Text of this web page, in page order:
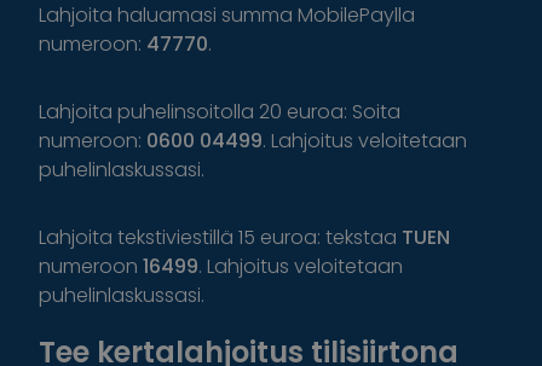
Lahjoita haluamasi summa MobilePaylla
numeroon: 47770.
Lahjoita puhelinsoitolla 20 euroa: Soita
numeroon: 0600 04499. Lahjoitus veloitetaan
puhelinlaskussasi.
Lahjoita tekstiviestillä 15 euroa: tekstaa TUEN
numeroon 16499. Lahjoitus veloitetaan
puhelinlaskussasi.
Tee kertalahjoitus tilisiirtona